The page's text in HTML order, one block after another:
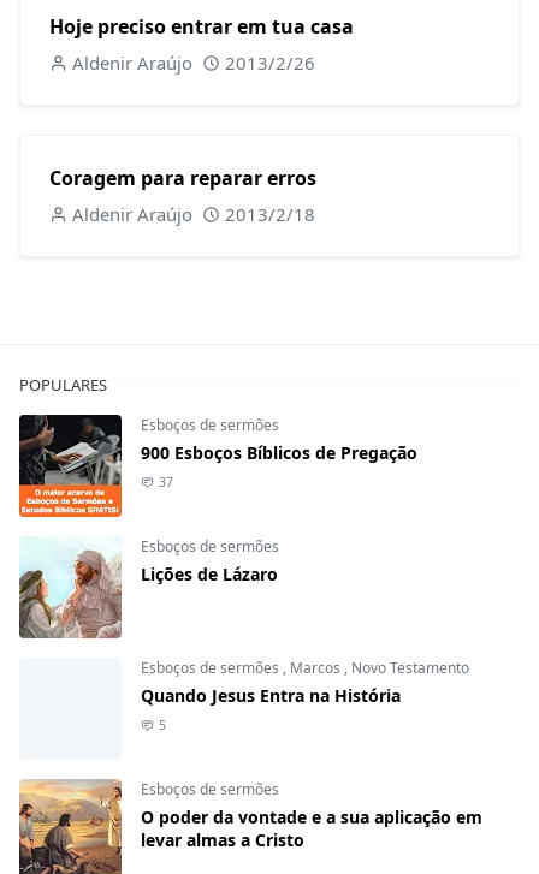
Hoje preciso entrar em tua casa
Aldenir Araújo 2013/2/26
Coragem para reparar erros
Aldenir Araújo 2013/2/18
POPULARES
Esboços de sermões
900 Esboços Bíblicos de Pregação
37
Esboços de sermões
Lições de Lázaro
Esboços de sermões , Marcos , Novo Testamento
Quando Jesus Entra na História
5
Esboços de sermões
O poder da vontade e a sua aplicação em
levar almas a Cristo